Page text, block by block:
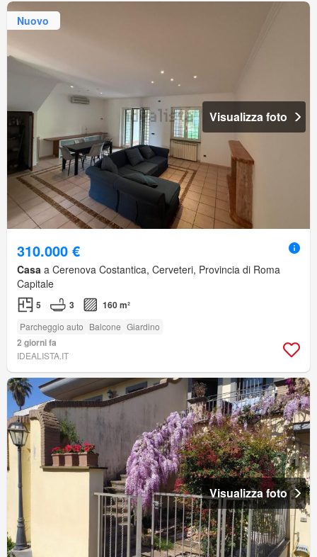
Nuovo
Visualizza foto
310.000 €
Casa a Cerenova Costantica, Cerveteri, Provincia di Roma
Capitale
5 3 160 m²
Parcheggio auto Balcone Giardino
2 giorni fa
IDEALISTA.IT
Visualizza foto